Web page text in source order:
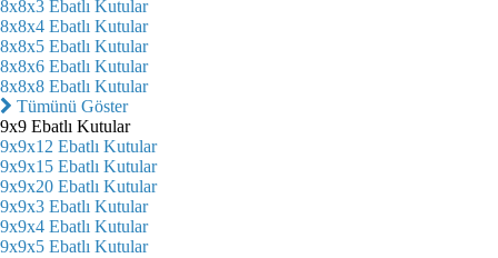
8x8x3 Ebatlı Kutular
8x8x4 Ebatlı Kutular
8x8x5 Ebatlı Kutular
8x8x6 Ebatlı Kutular
8x8x8 Ebatlı Kutular
Tümünü Göster
9x9 Ebatlı Kutular
9x9x12 Ebatlı Kutular
9x9x15 Ebatlı Kutular
9x9x20 Ebatlı Kutular
9x9x3 Ebatlı Kutular
9x9x4 Ebatlı Kutular
9x9x5 Ebatlı Kutular